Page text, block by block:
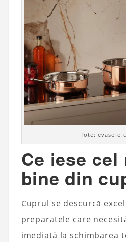
foto:
Ce iese cel
bine din
Cuprul se descurcă
preparatele care
imediată la schimbarea